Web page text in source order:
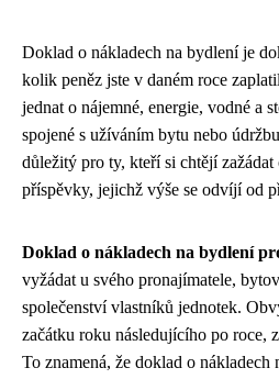
Doklad o nákladech na bydlení je
kolik peněz jste v daném roce
jednat o nájemné, energie, vodné a
spojené s užíváním bytu nebo
důležitý pro ty, kteří si chtějí
příspěvky, jejichž výše se odvíjí od
Doklad o nákladech na bydlení
vyžádat u svého pronajímatele,
společenství vlastníků jednotek.
začátku roku následujícího po roce,
To znamená, že doklad o